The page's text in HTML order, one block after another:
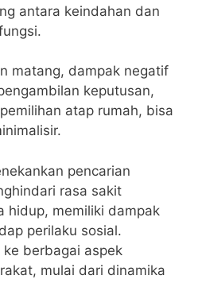
antara keindahan dan
matang, dampak negatif
keputusan,
atap rumah, bisa
pencarian
rasa sakit
hidup, memiliki dampak
perilaku sosial.
ke berbagai aspek
mulai dari dinamika